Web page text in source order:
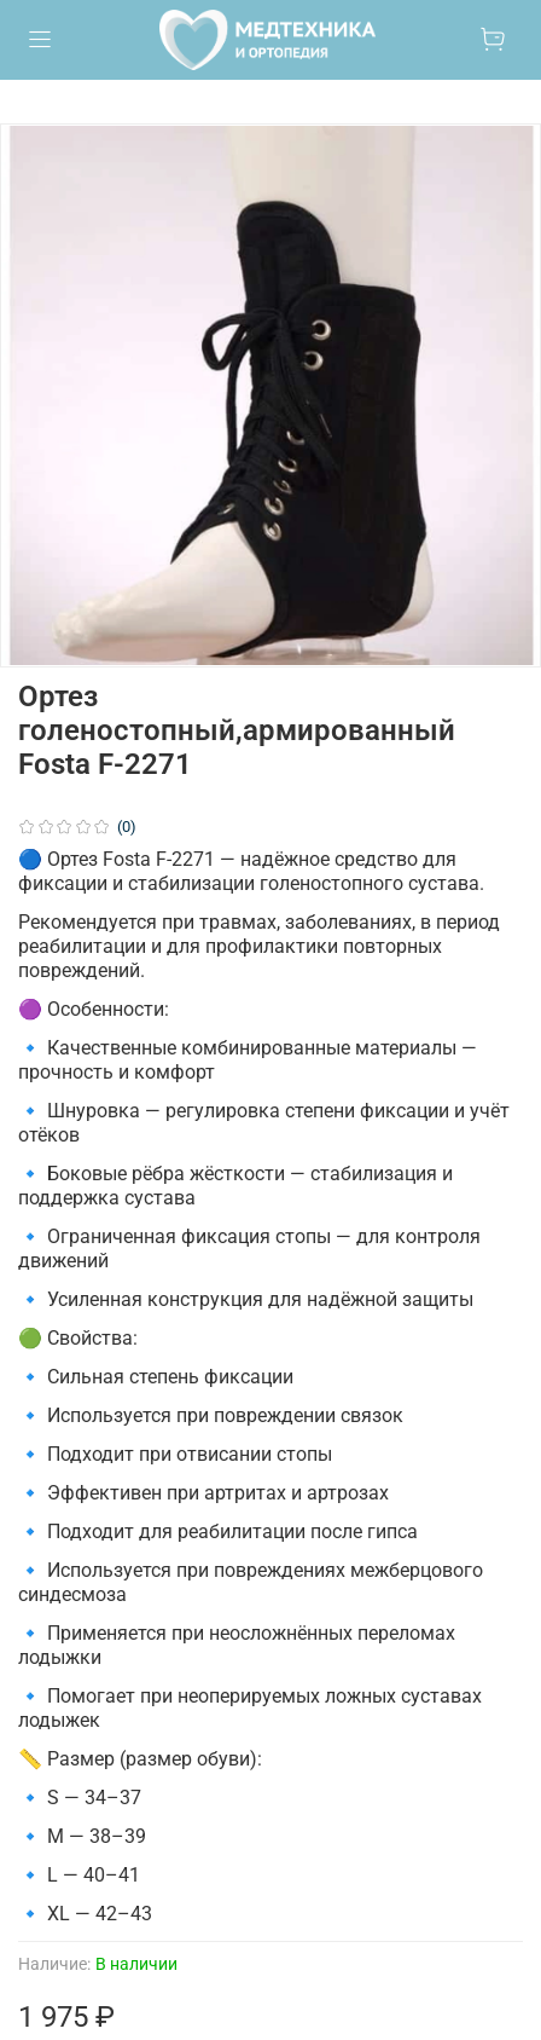
(0)
Наличие: В наличии
Ортез
голеностопный,армированный
Fosta F-2271
1 975 ₽
🔵 Ортез Fosta F-2271 — надёжное средство для
фиксации и стабилизации голеностопного сустава.
Рекомендуется при травмах, заболеваниях, в период
реабилитации и для профилактики повторных
повреждений.
🟣 Особенности:
🔹 Качественные комбинированные материалы —
прочность и комфорт
🔹 Шнуровка — регулировка степени фиксации и учёт
отёков
🔹 Боковые рёбра жёсткости — стабилизация и
поддержка сустава
🔹 Ограниченная фиксация стопы — для контроля
движений
🔹 Усиленная конструкция для надёжной защиты
🟢 Свойства:
🔹 Сильная степень фиксации
🔹 Используется при повреждении связок
🔹 Подходит при отвисании стопы
🔹 Эффективен при артритах и артрозах
🔹 Подходит для реабилитации после гипса
🔹 Используется при повреждениях межберцового
синдесмоза
🔹 Применяется при неосложнённых переломах
лодыжки
🔹 Помогает при неоперируемых ложных суставах
лодыжек
📏 Размер (размер обуви):
🔹 S — 34–37
🔹 M — 38–39
🔹 L — 40–41
🔹 XL — 42–43